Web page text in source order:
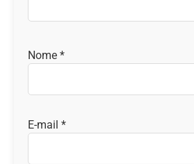
Nome *
E-mail *